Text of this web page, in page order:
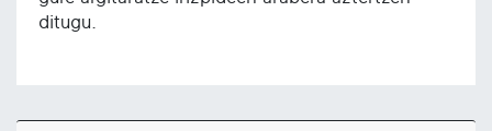
ditugu.